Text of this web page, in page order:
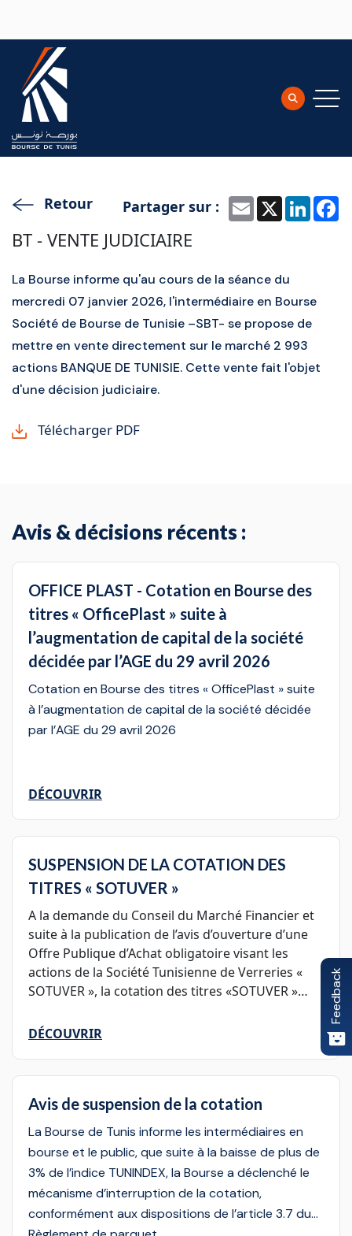
Retour Partager sur : EmailX
BT - VENTE JUDICIAIRE
La Bourse informe qu'au cours de la séance du
mercredi 07 janvier 2026, l'intermédiaire en Bourse
Société de Bourse de Tunisie –SBT- se propose de
mettre en vente directement sur le marché 2 993
actions BANQUE DE TUNISIE. Cette vente fait l'objet
d'une décision judiciaire.
Télécharger PDF
Avis & décisions récents :
OFFICE PLAST - Cotation en Bourse des
titres « OfficePlast » suite à
l’augmentation de capital de la société
décidée par l’AGE du 29 avril 2026
Cotation en Bourse des titres « OfficePlast » suite
à l’augmentation de capital de la société décidée
par l’AGE du 29 avril 2026
DÉCOUVRIR
SUSPENSION DE LA COTATION DES
TITRES « SOTUVER »
A la demande du Conseil du Marché Financier et
suite à la publication de l’avis d’ouverture d’une
Offre Publique d’Achat obligatoire visant les
actions de la Société Tunisienne de Verreries «
SOTUVER », la cotation des titres «SOTUVER »
03 août 2026 et du 04 août 2026, et reprendra à
DÉCOUVRIR
Avis de suspension de la cotation
La Bourse de Tunis informe les intermédiaires en
bourse et le public, que suite à la baisse de plus de
3% de l’indice TUNINDEX, la Bourse a déclenché le
mécanisme d’interruption de la cotation,
conformément aux dispositions de l’article 3.7 du
Feedback